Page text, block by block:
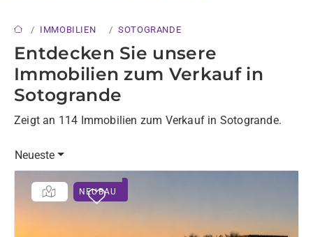
IMMOBILIEN SOTOGRANDE
Entdecken Sie unsere
Immobilien zum Verkauf in
Sotogrande
Zeigt an 114 Immobilien zum Verkauf in Sotogrande.
Neueste
NEUBAU